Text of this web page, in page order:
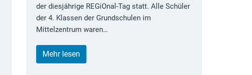
der diesjährige REGiOnal-Tag statt. Alle Schüler
der 4. Klassen der Grundschulen im
Mittelzentrum waren…
Mehr lesen